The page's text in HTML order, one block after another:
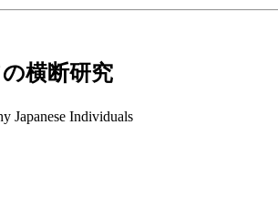
横断研究
Japanese Individuals